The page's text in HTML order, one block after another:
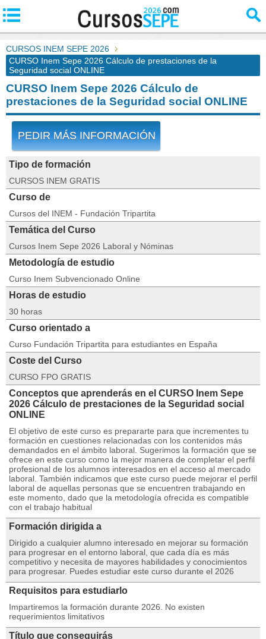
CURSOS INEM SEPE 2026
CURSO Inem Sepe 2026 Cálculo de prestaciones de la
Seguridad social ONLINE
CURSO Inem Sepe 2026 Cálculo de
prestaciones de la Seguridad social ONLINE
PEDIR MÁS INFORMACIÓN
Tipo de formación
CURSOS INEM GRATIS
Curso de
Cursos del INEM - Fundación Tripartita
Temática del Curso
Cursos Inem Sepe 2026 Laboral y Nóminas
Metodología de estudio
Curso Inem Subvencionado Online
Horas de estudio
30 horas
Curso orientado a
Curso Fundación Tripartita para estudiantes en España
Coste del Curso
CURSO FPO GRATIS
Conceptos que aprenderás en el CURSO Inem Sepe
2026 Cálculo de prestaciones de la Seguridad social
ONLINE
El objetivo de este curso es prepararte para que incrementes tu
formación en cuestiones relacionadas con los contenidos más
demandados en el ámbito laboral. Sugerimos la formación que se
ofrece en este curso como la mejor manera de completar el perfil
profesional de los alumnos interesados en el acceso al mercado
laboral. También indicamos que este curso puede mejorar el perfil
laboral de aquellas personas que se encuentren trabajando en
este momento, dado que la metodología ofrecida es compatible
con el trabajo habitual
Formación dirigida a
Dirigido a cualquier alumno interesado en mejorar su formación
para progresar en el entorno laboral, que cada día es más
competitivo y necesita de mayores habilidades y conocimientos
para progresar. Puedes estudiar este curso durante el 2026
Requisitos para estudiarlo
Impartiremos la formación durante 2026. No existen
requerimientos limitativos
Título que conseguirás